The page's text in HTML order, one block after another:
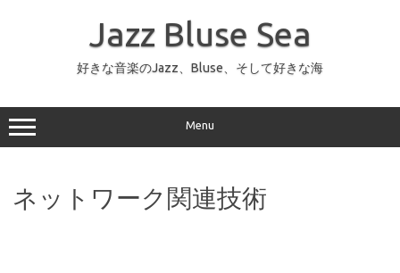
ッ
プ
Jazz Bluse Sea
好きな音楽のJazz、Bluse、そして好きな海
Menu
ネットワーク関連技術